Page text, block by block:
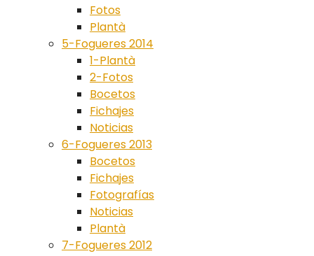
Fotos
Plantà
5-Fogueres 2014
1-Plantà
2-Fotos
Bocetos
Fichajes
Noticias
6-Fogueres 2013
Bocetos
Fichajes
Fotografías
Noticias
Plantà
7-Fogueres 2012